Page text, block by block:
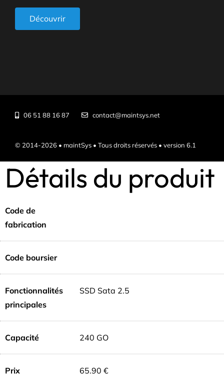
Découvrir
06 51 88 16 87 contact@maintsys.net
© 2014-2026 • maintSys • Tous droits réservés • version 6.1
Détails du produit
Code de
fabrication
Code boursier
Fonctionnalités
principales
SSD Sata 2.5
Capacité 240 GO
Prix 65.90 €